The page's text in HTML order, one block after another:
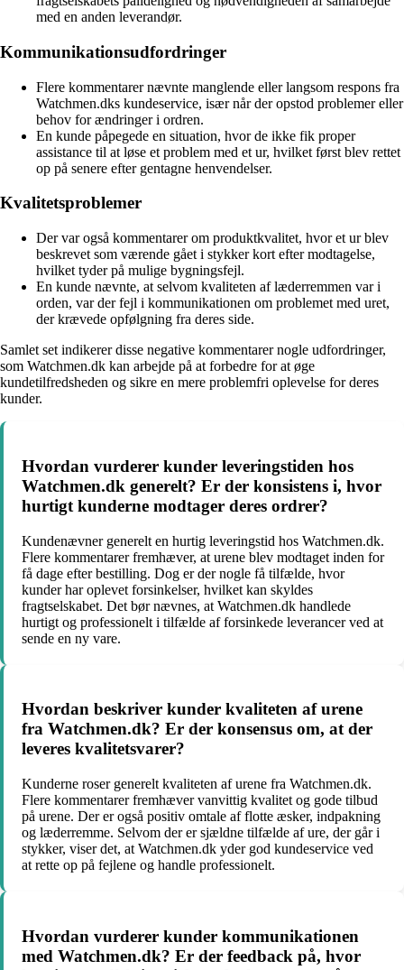
med en anden leverandør.
Kommunikationsudfordringer
Flere kommentarer nævnte manglende eller langsom respons fra
Watchmen.dks kundeservice, især når der opstod problemer eller
behov for ændringer i ordren.
En kunde påpegede en situation, hvor de ikke fik proper
assistance til at løse et problem med et ur, hvilket først blev rettet
op på senere efter gentagne henvendelser.
Kvalitetsproblemer
Der var også kommentarer om produktkvalitet, hvor et ur blev
beskrevet som værende gået i stykker kort efter modtagelse,
hvilket tyder på mulige bygningsfejl.
En kunde nævnte, at selvom kvaliteten af læderremmen var i
orden, var der fejl i kommunikationen om problemet med uret,
der krævede opfølgning fra deres side.
Samlet set indikerer disse negative kommentarer nogle udfordringer,
som Watchmen.dk kan arbejde på at forbedre for at øge
kundetilfredsheden og sikre en mere problemfri oplevelse for deres
kunder.
Hvordan vurderer kunder leveringstiden hos
Watchmen.dk generelt? Er der konsistens i, hvor
hurtigt kunderne modtager deres ordrer?
Kundenævner generelt en hurtig leveringstid hos Watchmen.dk.
Flere kommentarer fremhæver, at urene blev modtaget inden for
få dage efter bestilling. Dog er der nogle få tilfælde, hvor
kunder har oplevet forsinkelser, hvilket kan skyldes
fragtselskabet. Det bør nævnes, at Watchmen.dk handlede
hurtigt og professionelt i tilfælde af forsinkede leverancer ved at
sende en ny vare.
Hvordan beskriver kunder kvaliteten af urene
fra Watchmen.dk? Er der konsensus om, at der
leveres kvalitetsvarer?
Kunderne roser generelt kvaliteten af urene fra Watchmen.dk.
Flere kommentarer fremhæver vanvittig kvalitet og gode tilbud
på urene. Der er også positiv omtale af flotte æsker, indpakning
og læderremme. Selvom der er sjældne tilfælde af ure, der går i
stykker, viser det, at Watchmen.dk yder god kundeservice ved
at rette op på fejlene og handle professionelt.
Hvordan vurderer kunder kommunikationen
med Watchmen.dk? Er der feedback på, hvor